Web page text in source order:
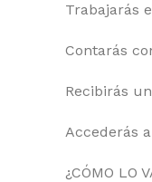
Trabajarás
Contarás
Recibirás
Accederás
¿CÓMO LO